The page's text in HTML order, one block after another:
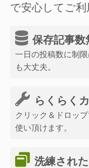
で安心してご利
保存記事数
一日の投稿数に制
も大丈夫。
らくらく
クリック＆ドロッ
使い頂けます。
洗練され